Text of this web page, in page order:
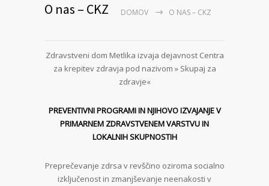
O nas – CKZ DOMOV O NAS – CKZ
Zdravstveni dom Metlika izvaja dejavnost Centra
za krepitev zdravja pod nazivom » Skupaj za
zdravje«
PREVENTIVNI PROGRAMI IN NJIHOVO IZVAJANJE V
PRIMARNEM ZDRAVSTVENEM VARSTVU IN
LOKALNIH SKUPNOSTIH
Preprečevanje zdrsa v revščino oziroma socialno
izključenost in zmanjševanje neenakosti v